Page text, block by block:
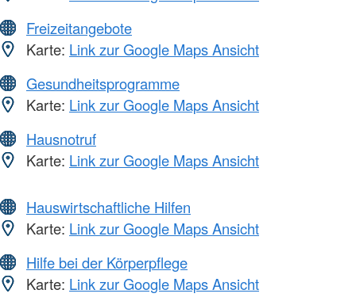
Freizeitangebote
Karte: Link zur Google Maps Ansicht
Gesundheitsprogramme
Karte: Link zur Google Maps Ansicht
Hausnotruf
Karte: Link zur Google Maps Ansicht
Hauswirtschaftliche Hilfen
Karte: Link zur Google Maps Ansicht
Hilfe bei der Körperpflege
Karte: Link zur Google Maps Ansicht